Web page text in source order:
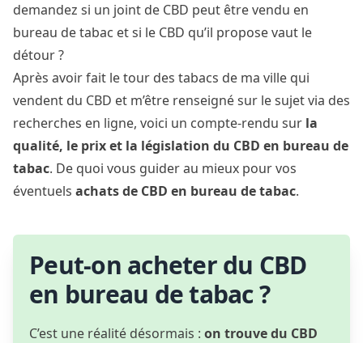
demandez si un joint de CBD peut être vendu en
bureau de tabac et si le CBD qu’il propose vaut le
détour ?
Après avoir fait le tour des tabacs de ma ville qui
vendent du CBD et m’être renseigné sur le sujet via des
recherches en ligne, voici un compte-rendu sur la
qualité, le prix et la législation du CBD en bureau de
tabac. De quoi vous guider au mieux pour vos
éventuels achats de CBD en bureau de tabac.
Peut-on acheter du CBD
en bureau de tabac ?
C’est une réalité désormais : on trouve du CBD